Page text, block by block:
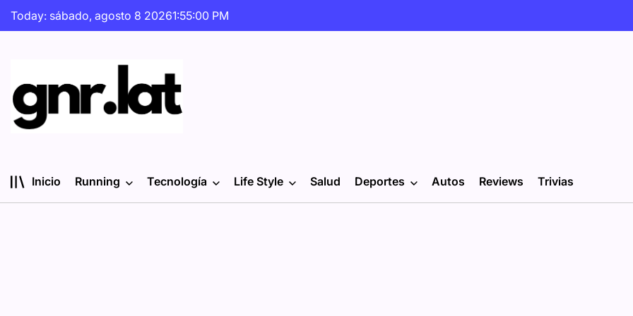
Skip
Today: sábado, agosto 8 20261:55:01 PM
Inicio Running Tecnología Life Style Salud Deportes Autos Reviews Trivias